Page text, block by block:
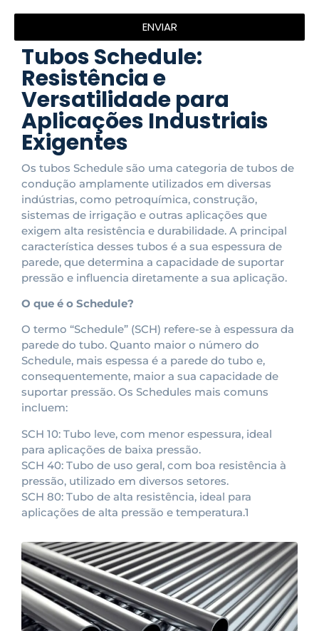
ENVIAR
Tubos Schedule:
Resistência e
Versatilidade para
Aplicações Industriais
Exigentes
Os tubos Schedule são uma categoria de tubos de
condução amplamente utilizados em diversas
indústrias, como petroquímica, construção,
sistemas de irrigação e outras aplicações que
exigem alta resistência e durabilidade. A principal
característica desses tubos é a sua espessura de
parede, que determina a capacidade de suportar
pressão e influencia diretamente a sua aplicação.
O que é o Schedule?
O termo “Schedule” (SCH) refere-se à espessura da
parede do tubo. Quanto maior o número do
Schedule, mais espessa é a parede do tubo e,
consequentemente, maior a sua capacidade de
suportar pressão. Os Schedules mais comuns
incluem:
SCH 10: Tubo leve, com menor espessura, ideal
para aplicações de baixa pressão.
SCH 40: Tubo de uso geral, com boa resistência à
pressão, utilizado em diversos setores.
SCH 80: Tubo de alta resistência, ideal para
aplicações de alta pressão e temperatura.1